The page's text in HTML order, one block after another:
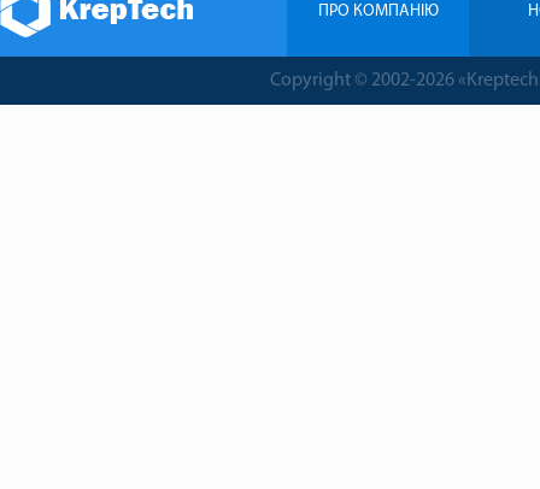
ПРО КОМПАНIЮ
Copyright © 2002-2026